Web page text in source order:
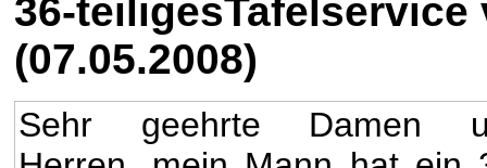
36-
(07.05.2008)
Sehr geehrte Damen